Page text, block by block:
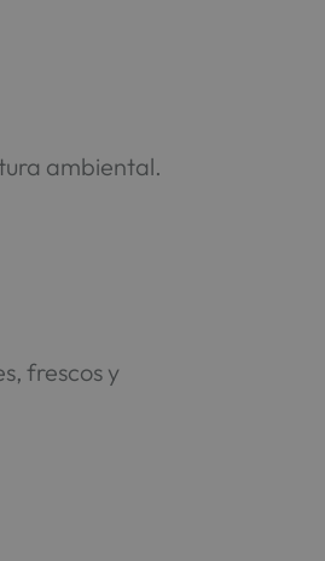
ambiental.
frescos y